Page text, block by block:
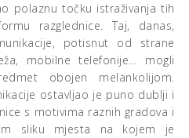
polaznu točku istraživanja tih
razglednice. Taj, danas,
potisnut od strane
mobilne telefonije… mogli
obojen melankolijom.
ostavljao je puno dublji i
s motivima raznih gradova i
sliku mjesta na kojem je